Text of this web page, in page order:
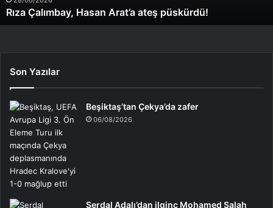
Rıza Çalımbay, Hasan Arat’a ateş püskürdü!
Son Yazılar
Beşiktaş’tan Çekya’da zafer
06/08/2026
Serdal Adalı’dan ilginç Mohamed Salah